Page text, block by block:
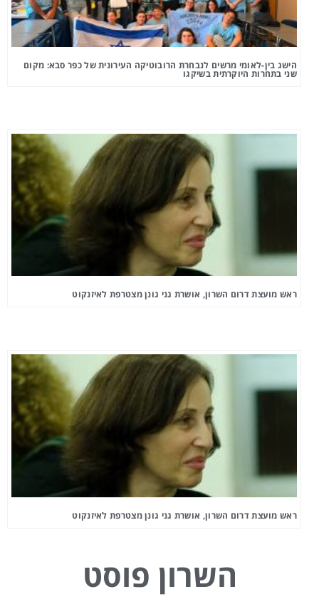
הישג בין-לאומי מרשים לנבחרת הרובוטיקה העירונית של כפר סבא: מקום
שני בתחרות היוקרתית בשיקגו
ראש מועצת דרום השרון, אושרת גני גונן מצטרפת לאיזנקוט
ראש מועצת דרום השרון, אושרת גני גונן מצטרפת לאיזנקוט
השרון פוסט